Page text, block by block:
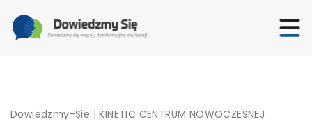
Dowiedzmy-Sie |KINETIC CENTRUM NOWOCZESNEJ